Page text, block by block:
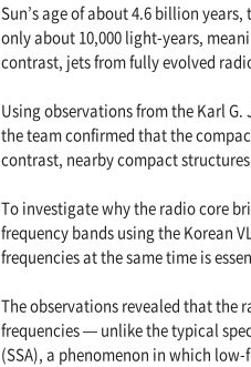
Sun’s age of about 4.6 billion
only about 10,000 light-years,
contrast, jets from fully evolved
Using observations from the Karl G.
the team confirmed that the
contrast, nearby compact
To investigate why the radio core
frequency bands using the Korean
frequencies at the same time is
The observations revealed that the
frequencies — unlike the typical
(SSA), a phenomenon in which